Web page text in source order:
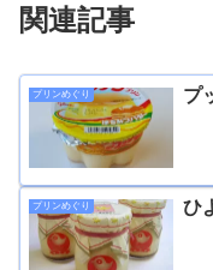
関連記事
プリンめぐり プ
プリンめぐり ひ